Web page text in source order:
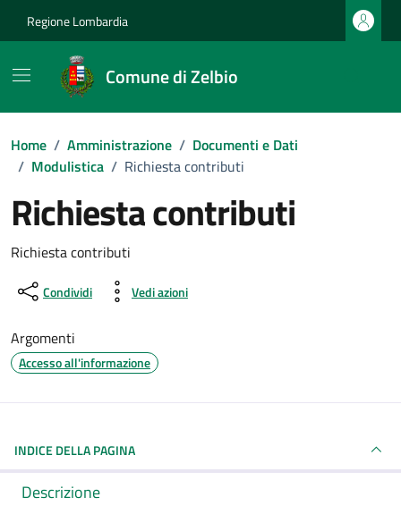
Regione Lombardia
Comune di Zelbio
Home / Amministrazione / Documenti e Dati
/ Modulistica / Richiesta contributi
Richiesta contributi
Dettagli del documento
Richiesta contributi
Condividi Vedi azioni
Argomenti
Accesso all'informazione
INDICE DELLA PAGINA
Descrizione